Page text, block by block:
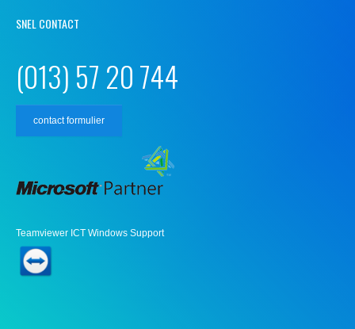
SNEL CONTACT
(013) 57 20 744
contact formulier
Teamviewer ICT Windows Support